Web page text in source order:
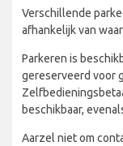
Verschillende
afhankelijk van
Parkeren is
gereserveerd voor
beschikbaar,
Aarzel niet om